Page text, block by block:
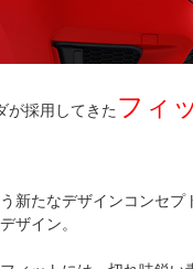
が採用してきた フィ
新たなデザインコンセ
ザイン。